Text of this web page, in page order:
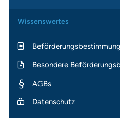
Wissenswertes
Besondere
AGBs
Datenschutz